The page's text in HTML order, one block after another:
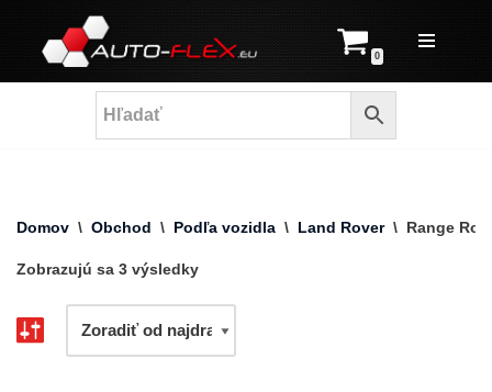
Prejsť
na
0
Domov \ Obchod \ Podľa vozidla \ Land Rover \ Range
Zobrazujú sa 3 výsledky